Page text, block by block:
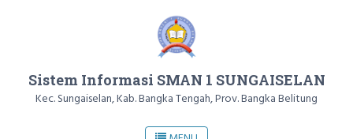
Sistem Informasi SMAN 1 SUNGAISELAN
Kec. Sungaiselan, Kab. Bangka Tengah, Prov. Bangka Belitung